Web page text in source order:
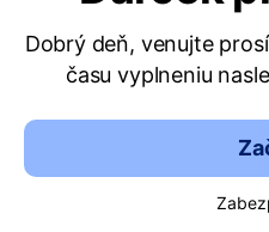
Dobrý deň, venujte
času vyplneniu